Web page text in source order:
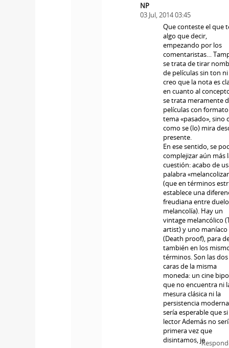
NP
03 Jul, 2014 03:45
Que conteste el que
algo que decir,
empezando por los
comentaristas…
se trata de tirar
de películas sin ton
creo que la nota es
en cuanto al
se trata meramente
películas con
tema «pasado», sino
como se (lo) mira
presente.
En ese sentido, se
complejizar aún más
cuestión: acabo de
palabra
(que en términos
establece una
freudiana entre
melancolía). Hay un
vintage melancólico
artist) y uno maníaco
(Death proof), para
también en los
términos. Son las dos
caras de la misma
moneda: un cine
que no encuentra ni
mesura clásica ni la
persistencia
sería esperable que
lector Además no
primera vez que
disintamos, je